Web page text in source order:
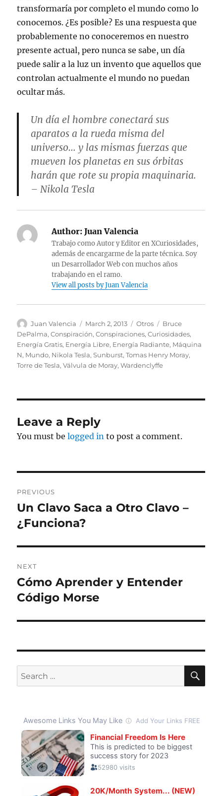
transformaría por completo el mundo como lo
conocemos. ¿Es posible? Es una respuesta que
probablemente no conoceremos en nuestro
presente actual, pero nunca se sabe, un día
puede salir a la luz un invento que aquellos que
controlan actualmente el mundo no puedan
ocultar más.
Un día el hombre conectará sus
aparatos a la rueda misma del
universo… y las mismas fuerzas que
mueven los planetas en sus órbitas
harán que rote su propia maquinaria.
– Nikola Tesla
Author: Juan Valencia
Trabajo como Autor y Editor en XCuriosidades,
además de encargarme de la parte técnica. Soy
un Desarrollador Web con muchos años
trabajando en el ramo.
View all posts by Juan Valencia
Author
Juan Valencia
Posted
on
March 2, 2013 Categories
Otros Tags
Bruce
DePalma,Conspiración,Conspiraciones,Curiosidades,
Energía Gratis, Energía Libre, Energía Radiante, Máquina
N, Mundo, Nikola Tesla,Sunburst,Tomas Henry Moray,
Torre de Tesla,Válvula de Moray,Wardenclyffe
Leave a Reply
You must belogged in to post a comment.
navigation
PREVIOUS
Previous
post:
Un Clavo Saca a Otro Clavo –
¿Funciona?
NEXT
Next
post:
Cómo Aprender y Entender
Código Morse
Search
for: